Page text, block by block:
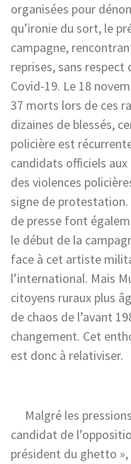
organisées pour
qu’ironie du sort, le
campagne,
reprises, sans
Covid-19. Le 18
37 morts lors de ces
dizaines de blessés,
policière est
candidats officiels
des violences
signe de
de presse font
le début de la
face à cet artiste
l’international. Mais
citoyens ruraux plus
de chaos de l’avant
changement. Cet
est donc à relativiser.
Malgré les
candidat de
président du ghetto